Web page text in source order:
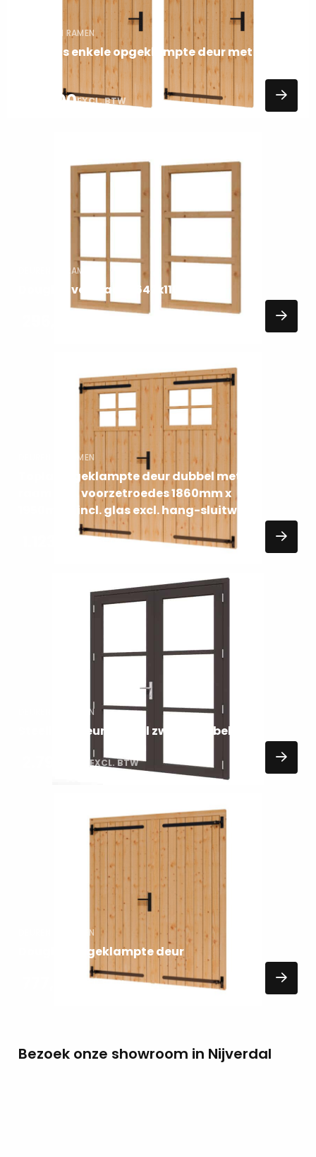
DEUREN EN RAMEN
Douglas enkele opgeklampte deur met
765,00EXCL. BTW
DEUREN EN RAMEN
Douglas vastraam 642x1168mm
DEUREN EN RAMEN
Topla Opgeklampte deur dubbel met
raam incl. voorzetroedes 1860mm x
1950mm (incl. glas excl. hang-sluitwerk)
EXCL. BTW
DEUREN EN RAMEN
Steellook deur dubbel zwart dubbelglas
EXCL. BTW
DEUREN EN RAMEN
Douglas opgeklampte deur
EXCL. BTW
Bezoek onze showroom in Nijverdal